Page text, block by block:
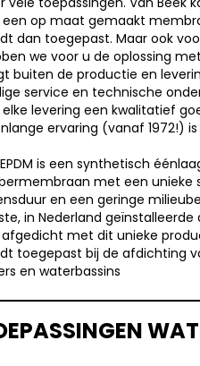
op maat gemaakt
dan toegepast. Maar ook
we voor u de oplossing
buiten de productie en
service en technische
levering een kwalitatief
ervaring (vanaf 1972!)
is een synthetisch
met een unieke
en een geringe
in Nederland geïnstalleerde
met dit unieke
toegepast bij de afdichting
en waterbassins